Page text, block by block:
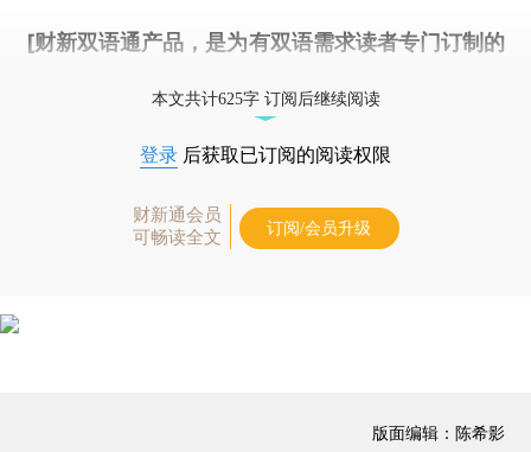
[财新双语通产品，是为有双语需求读者专门订制的
本文共计625字 订阅后继续阅读
登录 后获取已订阅的阅读权限
财新通会员
可畅读全文
订阅/会员升级
版面编辑：陈希影